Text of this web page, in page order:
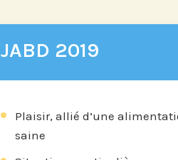
JABD 2019
Plaisir, allié d’une
saine